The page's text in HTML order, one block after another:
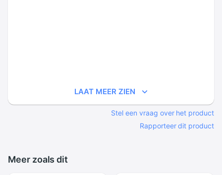
LAAT MEER ZIEN
Stel een vraag over het product
Rapporteer dit product
Meer zoals dit